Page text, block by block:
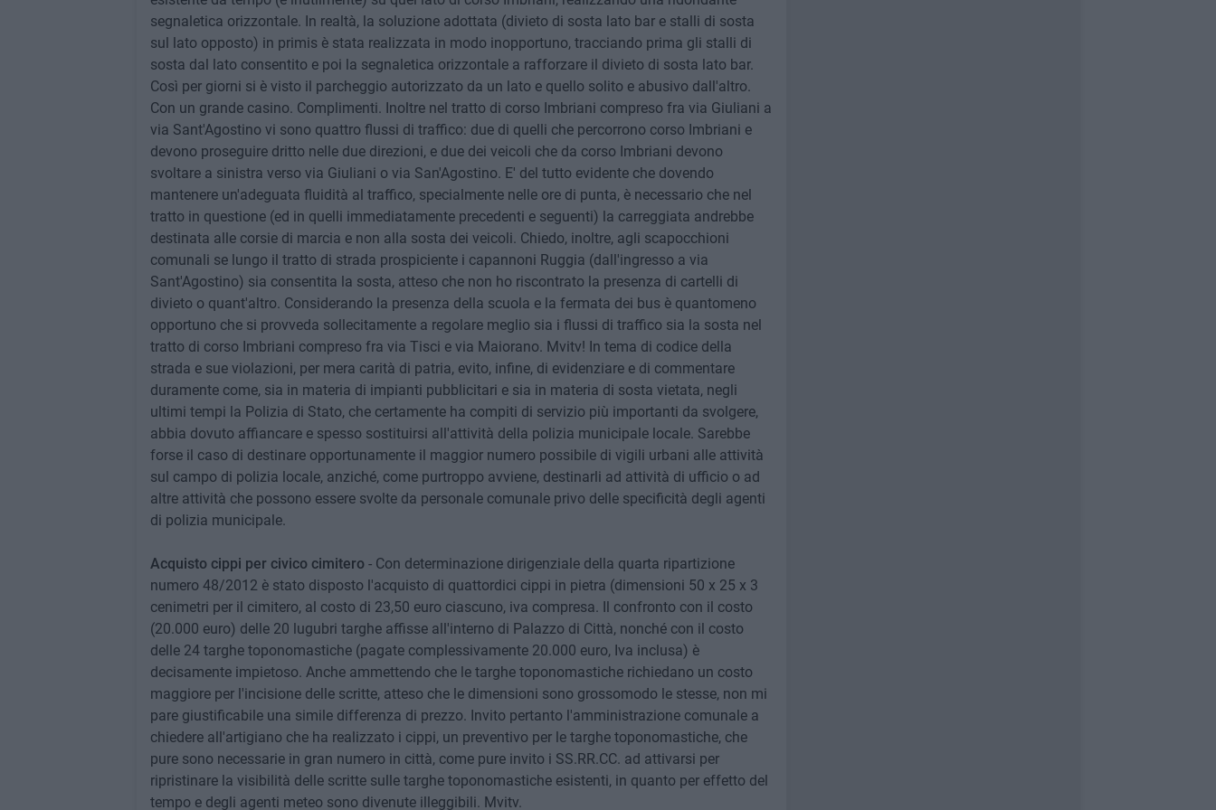
segnaletica orizzontale. In realtà, la soluzione adottata (divieto di sosta lato bar e stalli di sosta
sul lato opposto) in primis è stata realizzata in modo inopportuno, tracciando prima gli stalli di
sosta dal lato consentito e poi la segnaletica orizzontale a rafforzare il divieto di sosta lato bar.
Così per giorni si è visto il parcheggio autorizzato da un lato e quello solito e abusivo dall'altro.
Con un grande casino. Complimenti. Inoltre nel tratto di corso Imbriani compreso fra via Giuliani a
via Sant'Agostino vi sono quattro flussi di traffico: due di quelli che percorrono corso Imbriani e
devono proseguire dritto nelle due direzioni, e due dei veicoli che da corso Imbriani devono
svoltare a sinistra verso via Giuliani o via San'Agostino. E' del tutto evidente che dovendo
mantenere un'adeguata fluidità al traffico, specialmente nelle ore di punta, è necessario che nel
tratto in questione (ed in quelli immediatamente precedenti e seguenti) la carreggiata andrebbe
destinata alle corsie di marcia e non alla sosta dei veicoli. Chiedo, inoltre, agli scapocchioni
comunali se lungo il tratto di strada prospiciente i capannoni Ruggia (dall'ingresso a via
Sant'Agostino) sia consentita la sosta, atteso che non ho riscontrato la presenza di cartelli di
divieto o quant'altro. Considerando la presenza della scuola e la fermata dei bus è quantomeno
opportuno che si provveda sollecitamente a regolare meglio sia i flussi di traffico sia la sosta nel
tratto di corso Imbriani compreso fra via Tisci e via Maiorano. Mvitv! In tema di codice della
strada e sue violazioni, per mera carità di patria, evito, infine, di evidenziare e di commentare
duramente come, sia in materia di impianti pubblicitari e sia in materia di sosta vietata, negli
ultimi tempi la Polizia di Stato, che certamente ha compiti di servizio più importanti da svolgere,
abbia dovuto affiancare e spesso sostituirsi all'attività della polizia municipale locale. Sarebbe
forse il caso di destinare opportunamente il maggior numero possibile di vigili urbani alle attività
sul campo di polizia locale, anziché, come purtroppo avviene, destinarli ad attività di ufficio o ad
altre attività che possono essere svolte da personale comunale privo delle specificità degli agenti
di polizia municipale.
Acquisto cippi per civico cimitero- Con determinazione dirigenziale della quarta ripartizione
numero 48/2012 è stato disposto l'acquisto di quattordici cippi in pietra (dimensioni 50 x 25 x 3
cenimetri per il cimitero, al costo di 23,50 euro ciascuno, iva compresa. Il confronto con il costo
(20.000 euro) delle 20 lugubri targhe affisse all'interno di Palazzo di Città, nonché con il costo
delle 24 targhe toponomastiche (pagate complessivamente 20.000 euro, Iva inclusa) è
decisamente impietoso. Anche ammettendo che le targhe toponomastiche richiedano un costo
maggiore per l'incisione delle scritte, atteso che le dimensioni sono grossomodo le stesse, non mi
pare giustificabile una simile differenza di prezzo. Invito pertanto l'amministrazione comunale a
chiedere all'artigiano che ha realizzato i cippi, un preventivo per le targhe toponomastiche, che
pure sono necessarie in gran numero in città, come pure invito i SS.RR.CC. ad attivarsi per
ripristinare la visibilità delle scritte sulle targhe toponomastiche esistenti, in quanto per effetto del
tempo e degli agenti meteo sono divenute illeggibili. Mvitv.